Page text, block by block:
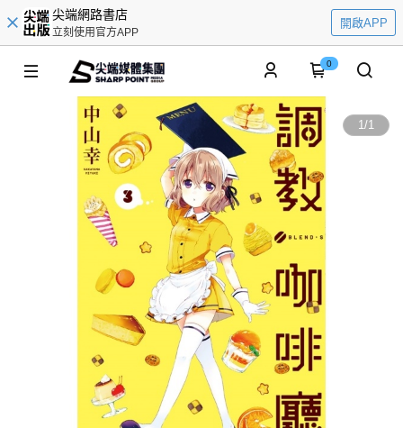
尖端網路書店
立刻使用官方APP
開啟APP
0
1/1